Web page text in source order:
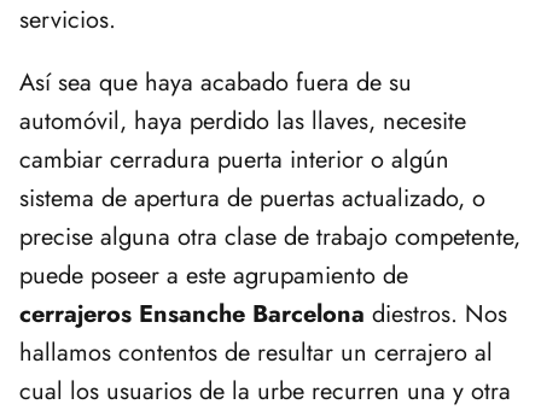
servicios.
Así sea que haya acabado fuera de su
automóvil, haya perdido las llaves, necesite
cambiar cerradura puerta interior o algún
sistema de apertura de puertas actualizado, o
precise alguna otra clase de trabajo competente,
puede poseer a este agrupamiento de
cerrajeros Ensanche Barcelona diestros. Nos
hallamos contentos de resultar un cerrajero al
cual los usuarios de la urbe recurren una y otra